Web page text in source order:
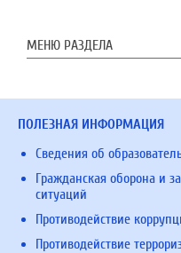
МЕНЮ РАЗДЕЛА
ПОЛЕЗНАЯ ИНФОРМАЦИЯ
Сведения об
Гражданская оборона и
ситуаций
Противодействие
Противодействие